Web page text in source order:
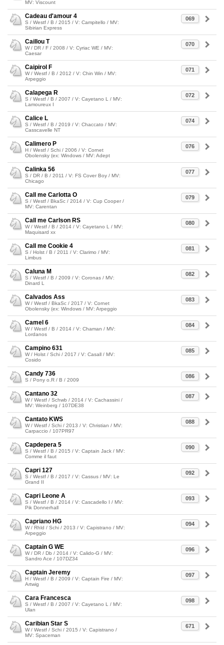
MV: Viscount
069
Cadeau d'amour 4
S / Westf / B / 2015 / V: Campitello / MV:
Sibirian Express
070
Caillou T
W / DR / F / 2008 / V: Cyriac WE / MV:
Caesar
071
Caipirol F
W / Westf / B / 2012 / V: Chin Win / MV:
Arpeggio
072
Calapega R
S / Westf / B / 2007 / V: Cayetano L / MV:
Lamoureux I
074
Calice L
S / Westf / B / 2019 / V: Chaccato / MV:
Casscavelle NT
076
Calimero P
H / Westf / Schi / 2006 / V: Cornet
Obolensky (ex: Windows / MV: Adept
077
Calinka 56
S / DR / B / 2011 / V: FS Cover Boy / MV:
Chicago
079
Call me Carlotta O
S / Westf / BkaSc / 2014 / V: Cup Cooper /
MV: Carentan
080
Call me Carlson RS
W / Westf / B / 2014 / V: Cayetano L / MV:
Maquisard xx
081
Call me Cookie 4
S / Holst / B / 2011 / V: Clarimo / MV:
Limbus
082
Caluna M
S / Westf / B / 2009 / V: Coronas / MV:
Dinard L
083
Calvados Ass
W / Westf / BkaSc / 2017 / V: Cornet
Obolensky (ex: Windows / MV: Arpeggio
084
Camel 6
W / Westf / B / 2014 / V: Chaman / MV:
Lordanos
085
Campino 631
W / Holst / Schi / 2017 / V: Casall / MV:
Cosido
086
Candy 736
S / Pony o.R / B / 2009
087
Cantano 32
W / Westf / Schwb / 2014 / V: Cachassini /
MV: Weinberg / 107DE38
088
Cantato KWS
W / Westf / Schi / 2013 / V: Christian / MV:
Carpaccio / 107PR97
090
Capdepera 5
S / Westf / B / 2015 / V: Captain Jack / MV:
Comme il faut
092
Capri 127
S / Westf / B / 2017 / V: Cassus / MV: Le
Grand II
093
Capri Leone A
S / Westf / B / 2014 / V: Cascadello I / MV:
Pik Donnerhall
094
Capriano HG
W / Rhld / Schi / 2013 / V: Capistrano / MV:
Arpeggio
096
Captain G WE
W / DR / Db / 2014 / V: Calido-G / MV:
Sandro Ace / 107DZ34
097
Captain Jeremy
H / Westf / B / 2009 / V: Captain Fire / MV:
Artwig
098
Cara Francesca
S / Westf / B / 2007 / V: Cayetano L / MV:
Ulan
671
Caribian Star S
W / Westf / Schi / 2015 / V: Capistrano /
MV: Spaceman